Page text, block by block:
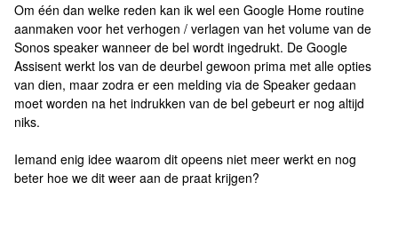
Om één dan welke reden kan ik wel een Google Home routine
aanmaken voor het verhogen / verlagen van het volume van de
Sonos speaker wanneer de bel wordt ingedrukt. De Google
Assisent werkt los van de deurbel gewoon prima met alle opties
van dien, maar zodra er een melding via de Speaker gedaan
moet worden na het indrukken van de bel gebeurt er nog altijd
niks.
Iemand enig idee waarom dit opeens niet meer werkt en nog
beter hoe we dit weer aan de praat krijgen?